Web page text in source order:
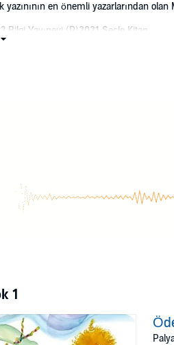
yazınının en önemli yazarlarından
Bilgi Yayınevi (P)2021 Sesle Kitap
1